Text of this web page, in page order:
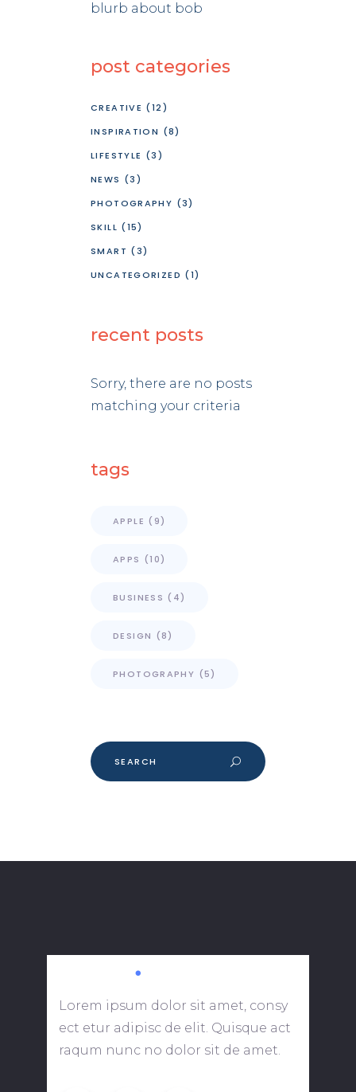
blurb about bob
post categories
CREATIVE (12)
INSPIRATION (8)
LIFESTYLE (3)
NEWS (3)
PHOTOGRAPHY (3)
SKILL (15)
SMART (3)
UNCATEGORIZED (1)
recent posts
Sorry, there are no posts
matching your criteria
tags
APPLE (9)
APPS (10)
BUSINESS (4)
DESIGN (8)
PHOTOGRAPHY (5)
Search
for:
Lorem ipsum dolor sit amet, consy
ect etur adipisc de elit. Quisque act
raqum nunc no dolor sit de amet.